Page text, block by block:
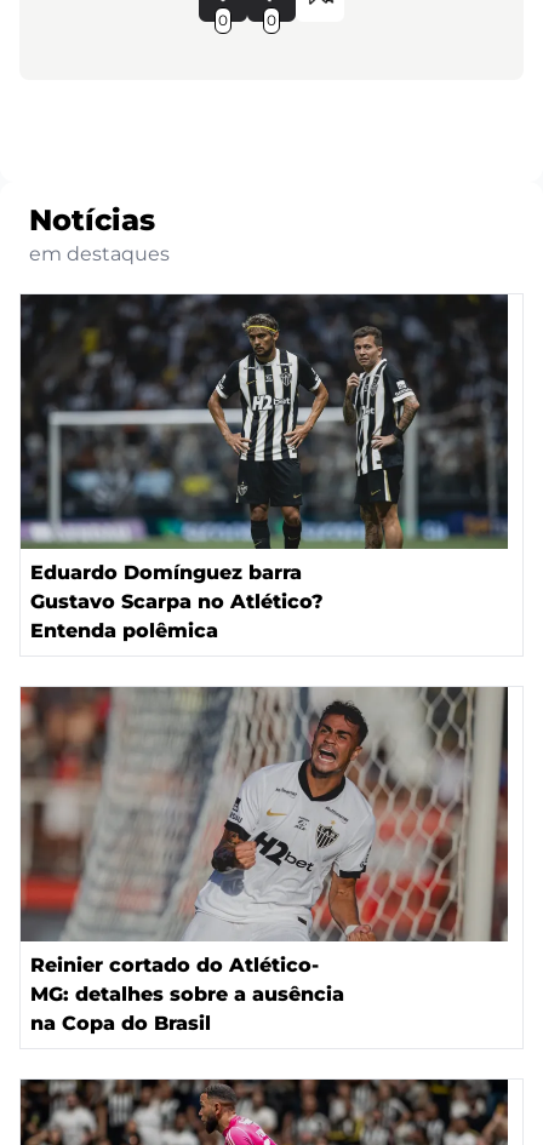
0 0
Notícias
em destaques
Eduardo Domínguez barra
Gustavo Scarpa no Atlético?
Entenda polêmica
Reinier cortado do Atlético-
MG: detalhes sobre a ausência
na Copa do Brasil